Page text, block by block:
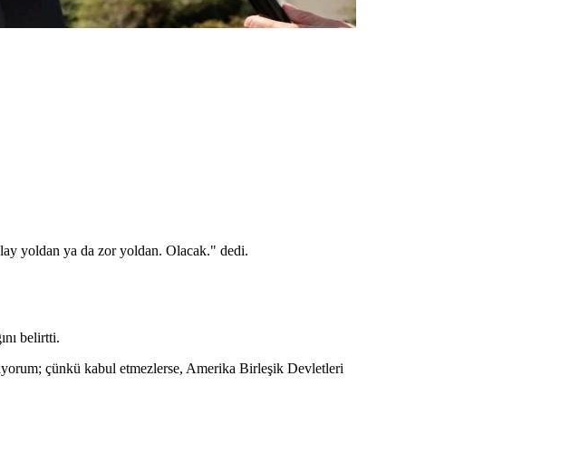
yoldan ya da zor yoldan. Olacak." dedi.
belirtti.
çünkü kabul etmezlerse, Amerika Birleşik Devletleri